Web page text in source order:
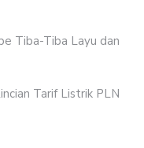
Tiba-Tiba Layu dan
Tarif Listrik PLN